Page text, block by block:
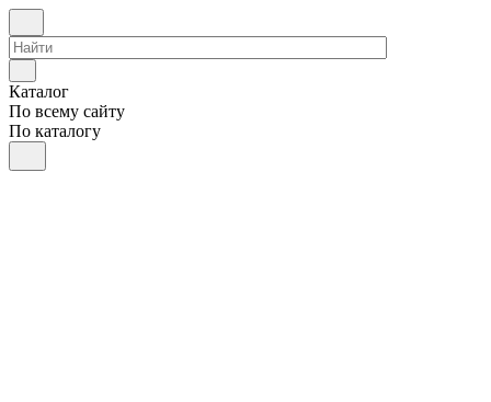
Каталог
По всему сайту
По каталогу